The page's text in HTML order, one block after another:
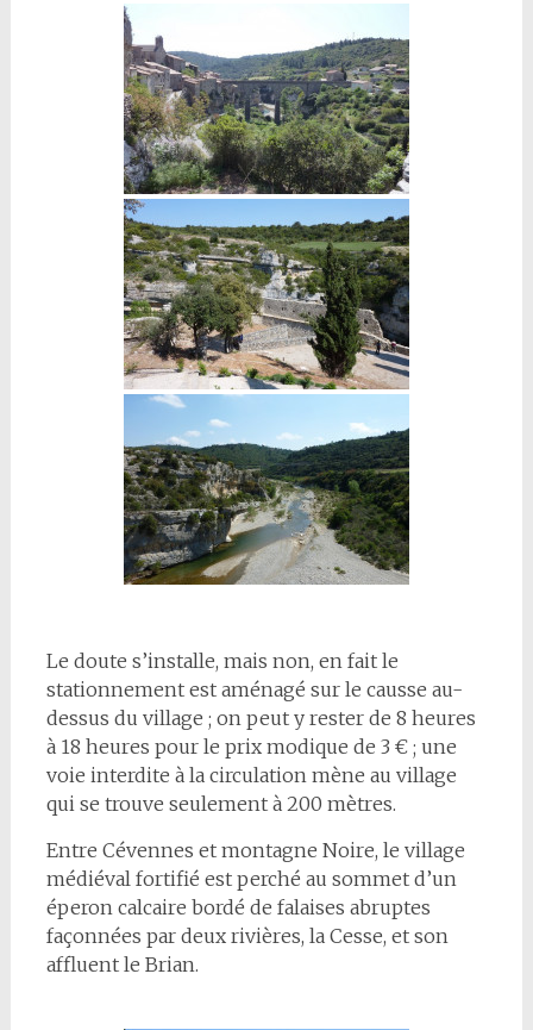
Le doute s’installe, mais non, en fait le
stationnement est aménagé sur le causse au-
dessus du village ; on peut y rester de 8 heures
à 18 heures pour le prix modique de 3 € ; une
voie interdite à la circulation mène au village
qui se trouve seulement à 200 mètres.
Entre Cévennes et montagne Noire, le village
médiéval fortifié est perché au sommet d’un
éperon calcaire bordé de falaises abruptes
façonnées par deux rivières, la Cesse, et son
affluent le Brian.